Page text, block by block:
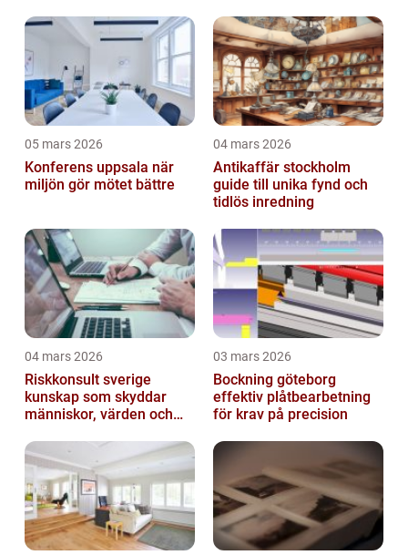
05 mars 2026
Konferens uppsala när
miljön gör mötet bättre
04 mars 2026
Antikaffär stockholm
guide till unika fynd och
tidlös inredning
04 mars 2026
Riskkonsult sverige
kunskap som skyddar
människor, värden och
03 mars 2026
Bockning göteborg
effektiv plåtbearbetning
för krav på precision